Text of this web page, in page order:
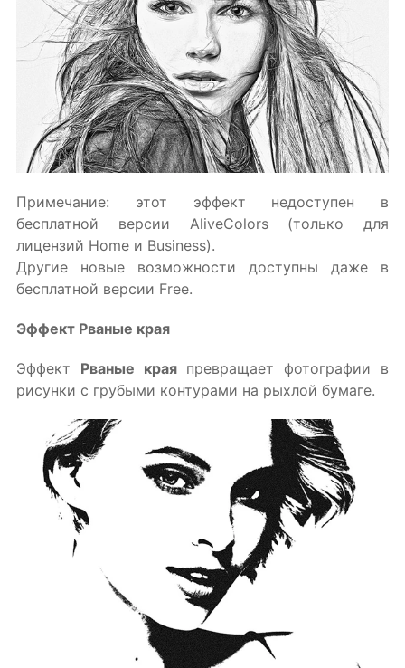
Примечание: этот эффект недоступен в
бесплатной версии AliveColors (только для
лицензий Home и Business).
Другие новые возможности доступны даже в
бесплатной версии Free.
Эффект Рваные края
Эффект Рваные краяпревращает фотографии в
рисунки с грубыми контурами на рыхлой бумаге.